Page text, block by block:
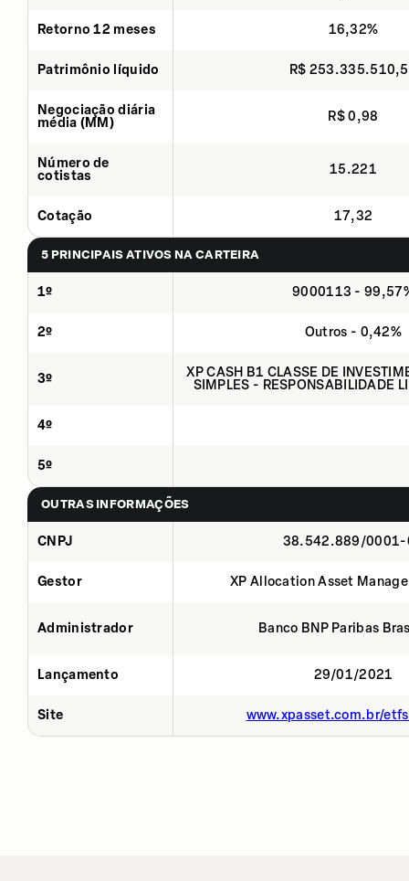
Retorno 12 meses 16,32%
Patrimônio líquido R$
Negociação diária
média (MM)
R$ 0,98
Número de
cotistas
15.221
Cotação 17,32
5 PRINCIPAIS ATIVOS NA CARTEIRA
1º 9000113 -
2º Outros - 0,42%
3º
XP CASH B1 CLASSE DE
SIMPLES - RESPONSABILIDADE
4º
5º
OUTRAS INFORMAÇÕES
CNPJ 38.542.889/0001-
Gestor XP Allocation Asset
Administrador Banco BNP Paribas
Lançamento 29/01/2021
Site www.xpasset.com.br/